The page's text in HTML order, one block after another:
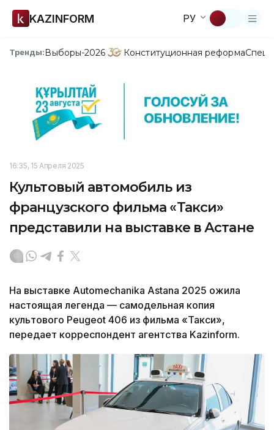
KAZINFORM РУ
Тренды:Выборы-2026 Конституционная реформа
16:35, 15 Апреля 2025
Культовый автомобиль из
французского фильма «Такси»
представили на выставке в Астане
На выставке Automechanika Astana 2025 ожила
настоящая легенда — самодельная копия
культового Peugeot 406 из фильма «Такси»,
передает корреспондент агентства Kazinform.